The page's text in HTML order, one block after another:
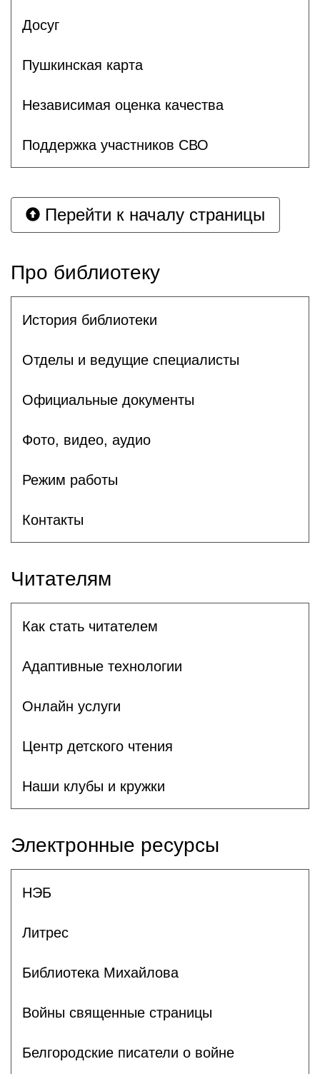
Досуг
Пушкинская карта
Независимая оценка качества
Поддержка участников СВО
Перейти к началу страницы
Про библиотеку
История библиотеки
Отделы и ведущие специалисты
Официальные документы
Фото, видео, аудио
Режим работы
Контакты
Читателям
Как стать читателем
Адаптивные технологии
Онлайн услуги
Центр детского чтения
Наши клубы и кружки
Электронные ресурсы
НЭБ
Литрес
Библиотека Михайлова
Войны священные страницы
Белгородские писатели о войне